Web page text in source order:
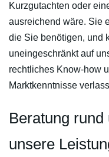
Kurzgutachten oder
ausreichend wäre. Sie
die Sie benötigen, und
uneingeschränkt auf
rechtliches Know-how
Marktkenntnisse
Beratung
unsere